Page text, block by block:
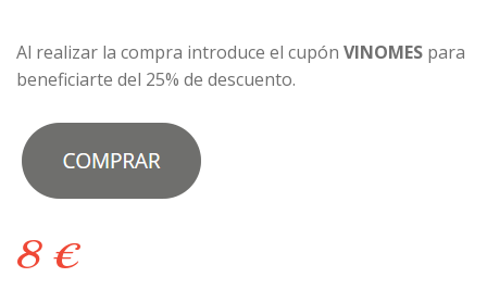
Al realizar la compra introduce el cupón VINOMES para
beneficiarte del 25% de descuento.
8 €